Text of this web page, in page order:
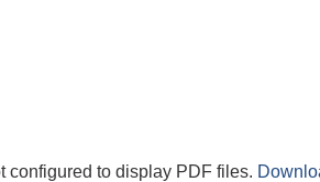
configured to display PDF files.